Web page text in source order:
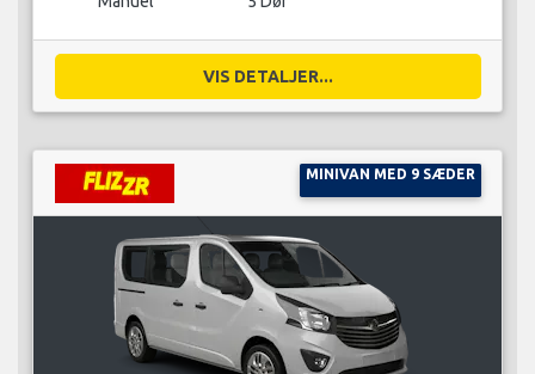
VIS DETALJER...
MINIVAN MED 9 SÆDER